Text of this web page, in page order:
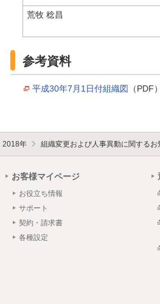
荒牧 稔昌
参考資料
平成30年7月1日付組織図 （PDF
2018年 組織変更および人事異動に関するお
お客様マイページ
お役立ち情報
サポート
契約・請求書
各種設定